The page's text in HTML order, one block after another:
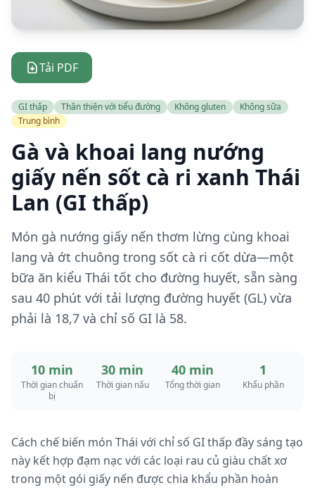
Tải PDF
GI thấp Thân thiện với tiểu đường Không gluten
Không sữa
Trung bình
Gà và khoai lang nướng
giấy nến sốt cà ri xanh Thái
Lan (GI thấp)
Món gà nướng giấy nến thơm lừng cùng khoai
lang và ớt chuông trong sốt cà ri cốt dừa—một
bữa ăn kiểu Thái tốt cho đường huyết, sẵn sàng
sau 40 phút với tải lượng đường huyết (GL) vừa
phải là 18,7 và chỉ số GI là 58.
10 min
Thời gian chuẩn
bị
30 min
Thời gian nấu
40 min
Tổng thời gian
1
Khẩu phần
Cách chế biến món Thái với chỉ số GI thấp đầy sáng tạo
này kết hợp đạm nạc với các loại rau củ giàu chất xơ
trong một gói giấy nến được chia khẩu phần hoàn